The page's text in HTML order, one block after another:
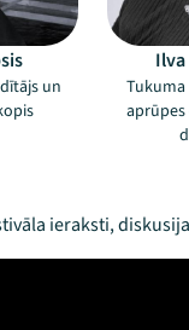
un
Tukuma
ieraksti,